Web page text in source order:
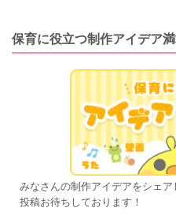
保育に役立つ制作アイデア満
みなさんの制作アイデアをシェ
投稿お待ちしております！